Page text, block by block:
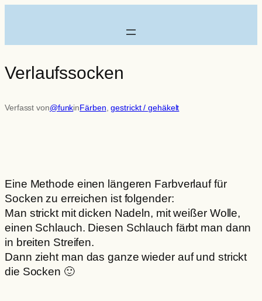
Verlaufssocken
Verfasst von@funkinFärben, gestrickt / gehäkelt
Eine Methode einen längeren Farbverlauf für
Socken zu erreichen ist folgender:
Man strickt mit dicken Nadeln, mit weißer Wolle,
einen Schlauch. Diesen Schlauch färbt man dann
in breiten Streifen.
Dann zieht man das ganze wieder auf und strickt
die Socken 🙂